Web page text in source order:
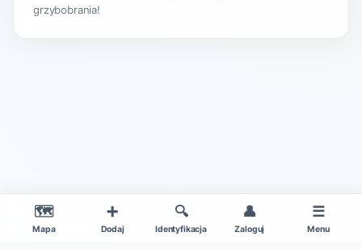
🗺️
Mapa
➕
Dodaj
🔍
Identyfikacja
👤
Zaloguj
☰
Menu
grzybobrania!